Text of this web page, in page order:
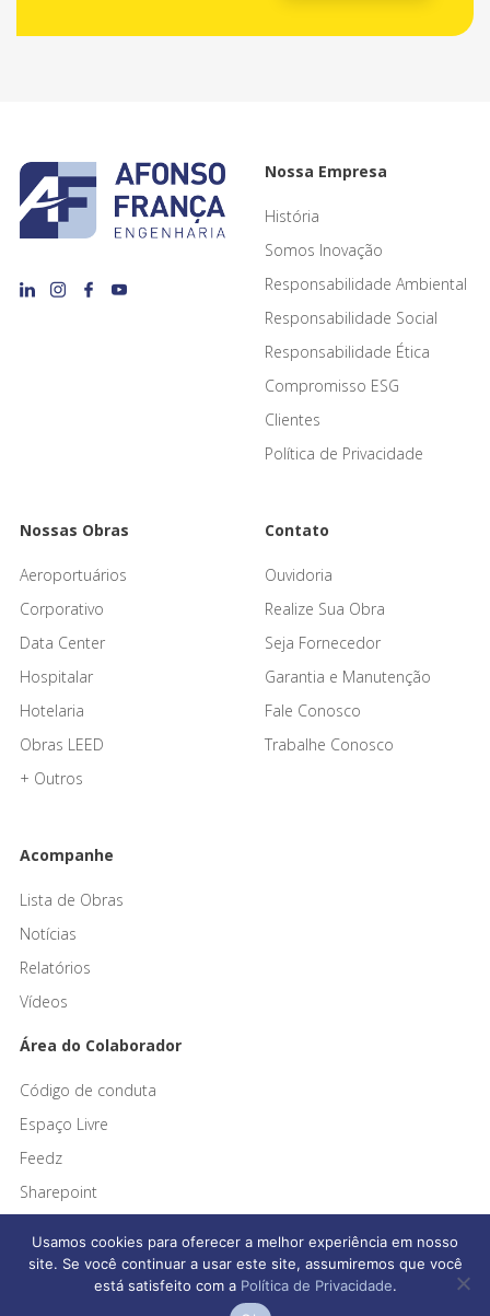
Nossa Empresa
História
Somos Inovação
Responsabilidade Ambiental
Responsabilidade Social
Responsabilidade Ética
Compromisso ESG
Clientes
Política de Privacidade
Nossas Obras
Aeroportuários
Corporativo
Data Center
Hospitalar
Hotelaria
Obras LEED
+ Outros
Contato
Ouvidoria
Realize Sua Obra
Seja Fornecedor
Garantia e Manutenção
Fale Conosco
Trabalhe Conosco
Acompanhe
Lista de Obras
Notícias
Relatórios
Vídeos
Área do Colaborador
Código de conduta
Espaço Livre
Feedz
Sharepoint
Usamos cookies para oferecer a melhor experiência em nosso
site. Se você continuar a usar este site, assumiremos que você
está satisfeito com a Política de Privacidade.